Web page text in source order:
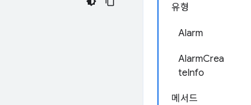
유형
Alarm
AlarmCrea
teInfo
메서드